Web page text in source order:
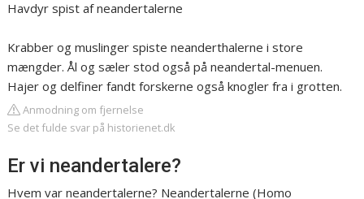
Havdyr spist af neandertalerne
Krabber og muslinger spiste neanderthalerne i store
mængder. Ål og sæler stod også på neandertal-menuen.
Hajer og delfiner fandt forskerne også knogler fra i grotten.
Anmodning om fjernelse
Se det fulde svar på historienet.dk
Er vi neandertalere?
Hvem var neandertalerne? Neandertalerne (Homo